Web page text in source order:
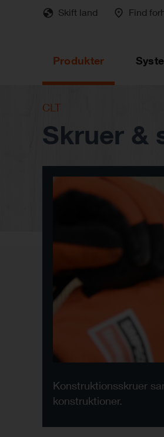
Skift land Find
Produkter
CLT
Skruer &
Konstruktionsskruer
konstruktioner.